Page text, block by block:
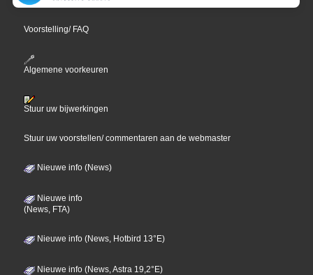
Voorstelling/ FAQ
Algemene voorkeuren
Stuur uw bijwerkingen
Stuur uw voorstellen/ commentaren aan de webmaster
Nieuwe info (News)
Nieuwe info
(News, FTA)
Nieuwe info (News, Hotbird 13°E)
Nieuwe info (News, Astra 19,2°E)